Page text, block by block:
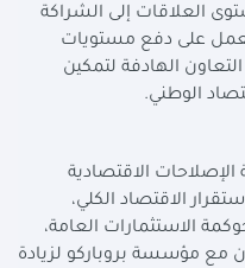
العلاقات إلى الشراكة
تعمل على دفع مستويات
الهادفة لتمكين
الوطني.
الاقتصادية
الاقتصاد الكلي،
الاستثمارات العامة،
مع مؤسسة بروباركو لزيادة